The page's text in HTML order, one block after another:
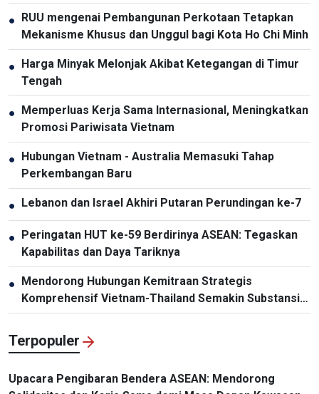
● RUU mengenai Pembangunan Perkotaan Tetapkan
Mekanisme Khusus dan Unggul bagi Kota Ho Chi Minh
● Harga Minyak Melonjak Akibat Ketegangan di Timur
Tengah
● Memperluas Kerja Sama Internasional, Meningkatkan
Promosi Pariwisata Vietnam
● Hubungan Vietnam - Australia Memasuki Tahap
Perkembangan Baru
● Lebanon dan Israel Akhiri Putaran Perundingan ke-7
● Peringatan HUT ke-59 Berdirinya ASEAN: Tegaskan
Kapabilitas dan Daya Tariknya
● Mendorong Hubungan Kemitraan Strategis
Komprehensif Vietnam-Thailand Semakin Substansial
dan Efektif
Terpopuler
Upacara Pengibaran Bendera ASEAN: Mendorong